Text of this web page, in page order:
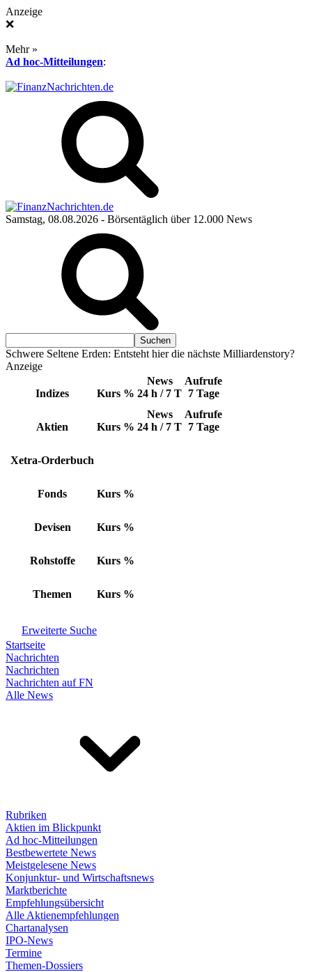
Anzeige
❌
Mehr »
Ad hoc-Mitteilungen:
Samstag, 08.08.2026 - Börsentäglich über 12.000 News
Schwere Seltene Erden: Entsteht hier die nächste Milliardenstory?
Anzeige
Indizes Kurs %
News
24 h / 7 T
Aufrufe
7 Tage
Aktien Kurs %
News
24 h / 7 T
Aufrufe
7 Tage
Xetra-Orderbuch
Fonds Kurs %
Devisen Kurs %
Rohstoffe Kurs %
Themen Kurs %
Erweiterte Suche
Startseite
Nachrichten
Nachrichten
Nachrichten auf FN
Alle News
Rubriken
Aktien im Blickpunkt
Ad hoc-Mitteilungen
Bestbewertete News
Meistgelesene News
Konjunktur- und Wirtschaftsnews
Marktberichte
Empfehlungsübersicht
Alle Aktienempfehlungen
Chartanalysen
IPO-News
Termine
Themen-Dossiers